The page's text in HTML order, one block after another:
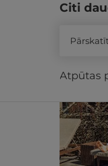
Atpūtas
Citi
Līdzīgi